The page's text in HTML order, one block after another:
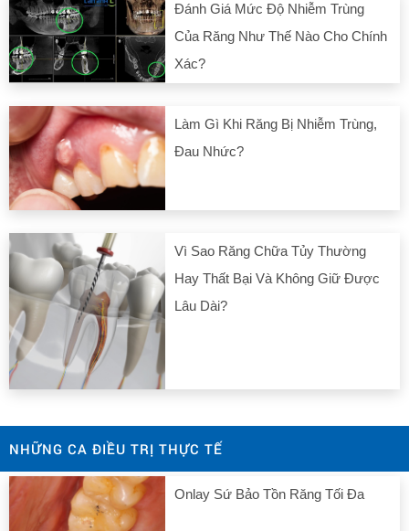
Đánh Giá Mức Độ Nhiễm Trùng
Của Răng Như Thế Nào Cho Chính
Xác?
Làm Gì Khi Răng Bị Nhiễm Trùng,
Đau Nhức?
Vì Sao Răng Chữa Tủy Thường
Hay Thất Bại Và Không Giữ Được
Lâu Dài?
NHỮNG CA ĐIỀU TRỊ THỰC TẾ
Onlay Sứ Bảo Tồn Răng Tối Đa